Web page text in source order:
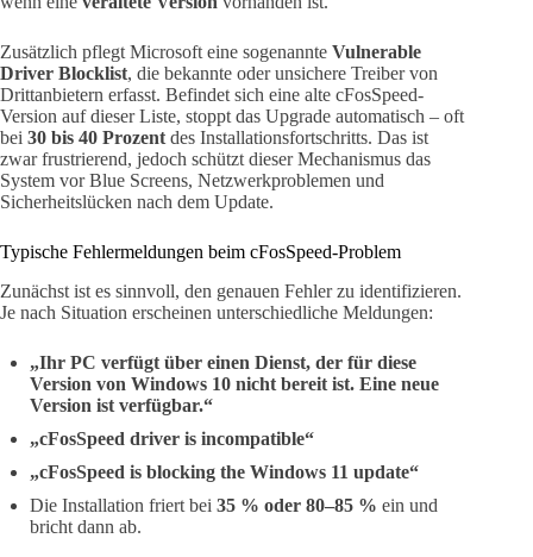
Zusätzlich pflegt Microsoft eine sogenannte Vulnerable
Driver Blocklist, die bekannte oder unsichere Treiber von
Drittanbietern erfasst. Befindet sich eine alte cFosSpeed-
Version auf dieser Liste, stoppt das Upgrade automatisch – oft
bei 30 bis 40 Prozent des Installationsfortschritts. Das ist
zwar frustrierend, jedoch schützt dieser Mechanismus das
System vor Blue Screens, Netzwerkproblemen und
Sicherheitslücken nach dem Update.
Typische Fehlermeldungen beim cFosSpeed-Problem
Zunächst ist es sinnvoll, den genauen Fehler zu identifizieren.
Je nach Situation erscheinen unterschiedliche Meldungen:
„Ihr PC verfügt über einen Dienst, der für diese
Version von Windows 10 nicht bereit ist. Eine neue
Version ist verfügbar.“
„cFosSpeed driver is incompatible“
„cFosSpeed is blocking the Windows 11 update“
Die Installation friert bei 35 % oder 80–85 % ein und
bricht dann ab.